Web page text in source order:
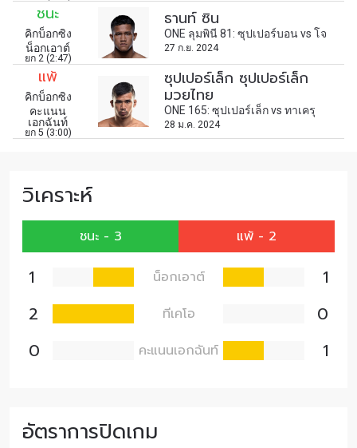
ชนะ
คิกบ็อกซิง
น็อกเอาต์
ยก 2 (2:47)
ธานท์ ซิน
ONE ลุมพินี 81: ซุปเปอร์บอน vs โจ
27 ก.ย. 2024
แพ้
คิกบ็อกซิง
คะแนน
เอกฉันท์
ยก 5 (3:00)
ซุปเปอร์เล็ก ซุปเปอร์เล็ก
มวยไทย
ONE 165: ซุปเปอร์เล็ก vs ทาเครุ
28 ม.ค. 2024
วิเคราะห์
ชนะ - 3 แพ้ - 2
1 น็อกเอาต์
1
2
ทีเคโอ
0
0
คะแนนเอกฉันท์ 1
อัตราการปิดเกม